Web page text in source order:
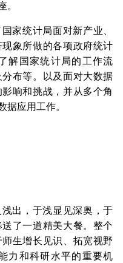
。
家统计局面对新产业、
象所做的各项政府统计
解国家统计局的工作流
布等。以及面对大数据
响和挑战，并从多个角
据应用工作。
出，于浅显见深奥，于
了一道精美大餐。整个
生增长见识、拓宽视野
力和科研水平的重要机